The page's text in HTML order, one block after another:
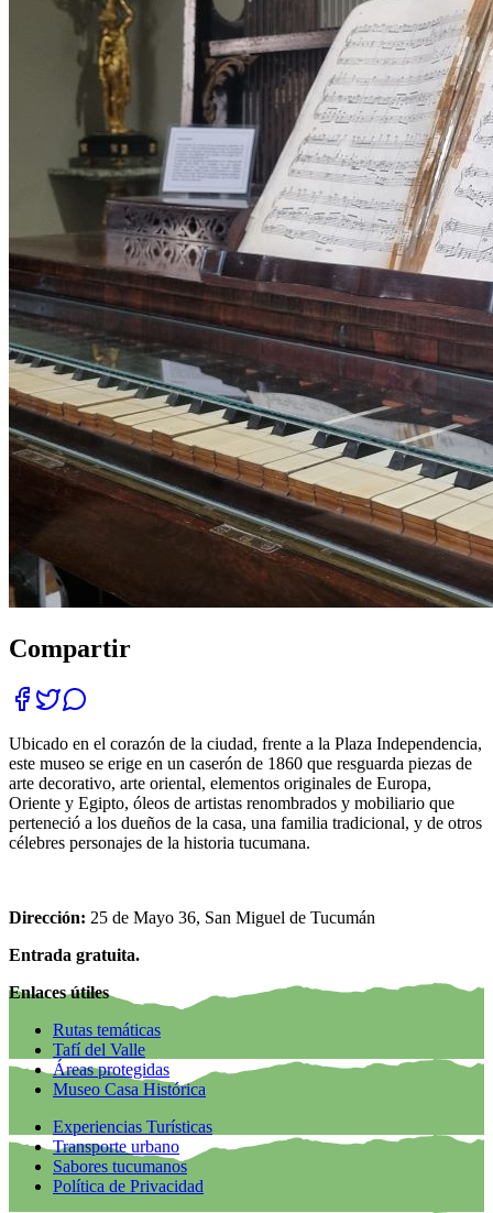
Compartir
Ubicado en el corazón de la ciudad, frente a la Plaza Independencia,
este museo se erige en un caserón de 1860 que resguarda piezas de
arte decorativo, arte oriental, elementos originales de Europa,
Oriente y Egipto, óleos de artistas renombrados y mobiliario que
perteneció a los dueños de la casa, una familia tradicional, y de otros
célebres personajes de la historia tucumana.
Dirección: 25 de Mayo 36, San Miguel de Tucumán
Entrada gratuita.
Enlaces útiles
Rutas temáticas
Tafí del Valle
Áreas protegidas
Museo Casa Histórica
Experiencias Turísticas
Transporte urbano
Sabores tucumanos
Política de Privacidad